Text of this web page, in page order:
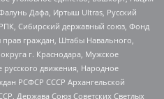
Дафа, Иртыш Ultras, Русский
Сибирский державный союз, Фонд
граждан, Штабы Навального,
г. Краснодара, Мужское
русского движения, Народное
РСФСР СССР Архангельской
Держава Союз Советских Светлых